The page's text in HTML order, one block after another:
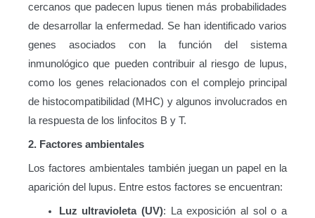
cercanos que padecen lupus tienen más probabilidades
de desarrollar la enfermedad. Se han identificado varios
genes asociados con la función del sistema
inmunológico que pueden contribuir al riesgo de lupus,
como los genes relacionados con el complejo principal
de histocompatibilidad (MHC) y algunos involucrados en
la respuesta de los linfocitos B y T.
2. Factores ambientales
Los factores ambientales también juegan un papel en la
aparición del lupus. Entre estos factores se encuentran:
Luz ultravioleta (UV): La exposición al sol o a